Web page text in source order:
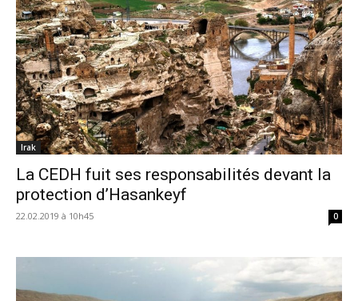
Irak
La CEDH fuit ses responsabilités devant la
protection d’Hasankeyf
22.02.2019 à 10h45 0